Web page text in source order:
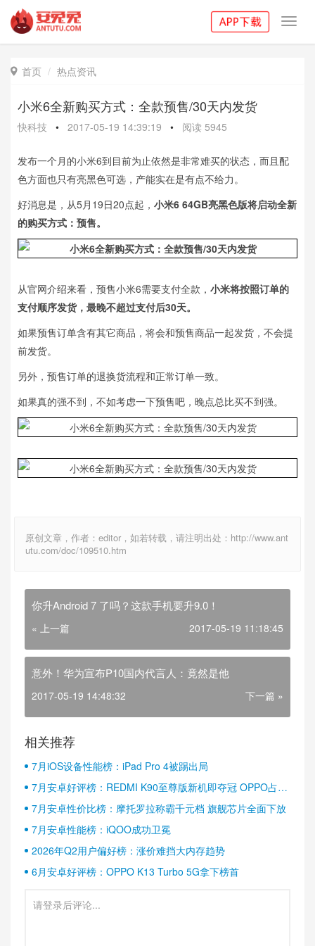
 首页 热点资讯
小米6全新购买方式：全款预售/30天内发货
快科技 • 2017-05-19 14:39:19 • 阅读 5945
发布一个月的小米6到目前为止依然是非常难买的状态，而且配
色方面也只有亮黑色可选，产能实在是有点不给力。
好消息是，从5月19日20点起， 小米6 64GB亮黑色版将启动全新
的购买方式：预售。
从官网介绍来看，预售小米6需要支付全款， 小米将按照订单的
支付顺序发货，最晚不超过支付后30天。
如果预售订单含有其它商品，将会和预售商品一起发货，不会提
前发货。
另外，预售订单的退换货流程和正常订单一致。
如果真的强不到，不如考虑一下预售吧，晚点总比买不到强。
原创文章，作者：editor，如若转载，请注明出处：http://www.ant
utu.com/doc/109510.htm
你升Android 7 了吗？这款手机要升9.0！
« 上一篇 2017-05-19 11:18:45
意外！华为宣布P10国内代言人：竟然是他
2017-05-19 14:48:32 下一篇 »
相关推荐
7月iOS设备性能榜：iPad Pro 4被踢出局
7月安卓好评榜：REDMI K90至尊版新机即夺冠 OPPO占据
半壁江山
7月安卓性价比榜：摩托罗拉称霸千元档 旗舰芯片全面下放
7月安卓性能榜：iQOO成功卫冕
2026年Q2用户偏好榜：涨价难挡大内存趋势
6月安卓好评榜：OPPO K13 Turbo 5G拿下榜首